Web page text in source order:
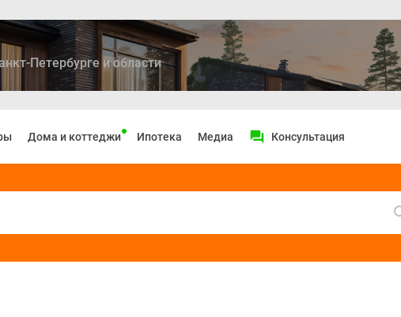
Петербурге и области
Дома и коттеджи Ипотека Медиа Консультация